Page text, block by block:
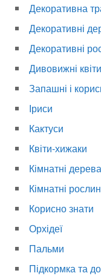
Декоративна
Декоративні
Декоративні
Дивовижні квіти
Запашні і
Іриси
Кактуси
Квіти-хижаки
Кімнатні
Кімнатні
Корисно знати
Орхідеї
Пальми
Підкормка та